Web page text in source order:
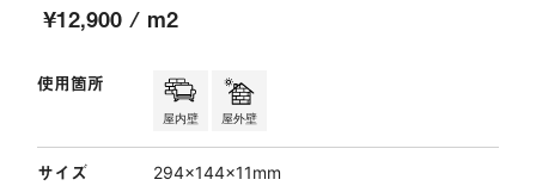
¥12,900 / m2
使用箇所
屋内壁 屋外壁
サイズ 294×144×11mm